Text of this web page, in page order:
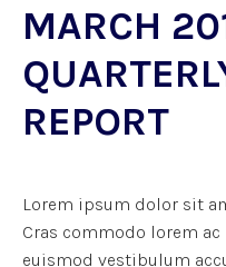
MARCH
REPORT
Lorem ipsum dolor sit
Cras commodo lorem
euismod vestibulum